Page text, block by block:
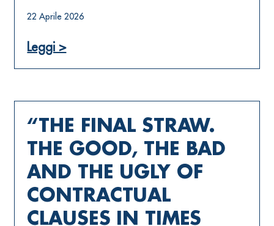
22 Aprile 2026
Leggi >
“THE FINAL STRAW.
THE GOOD, THE BAD
AND THE UGLY OF
CONTRACTUAL
CLAUSES IN TIMES